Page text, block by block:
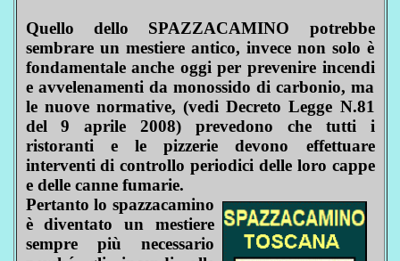
Quello dello SPAZZACAMINO potrebbe
sembrare un mestiere antico, invece non solo è
fondamentale anche oggi per prevenire incendi
e avvelenamenti da monossido di carbonio, ma
le nuove normative, (vedi Decreto Legge N.81
del 9 aprile 2008) prevedono che tutti i
ristoranti e le pizzerie devono effettuare
interventi di controllo periodici delle loro cappe
e delle canne fumarie.
Pertanto lo spazzacamino
è diventato un mestiere
sempre più necessario